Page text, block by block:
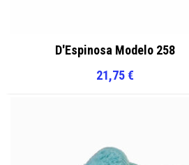
D'Espinosa Modelo 258
21,75€